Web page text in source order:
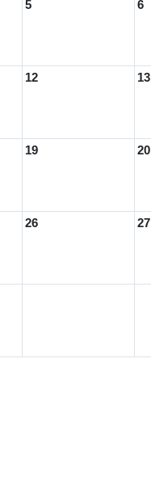
5 6
12 13
19 20
26 27